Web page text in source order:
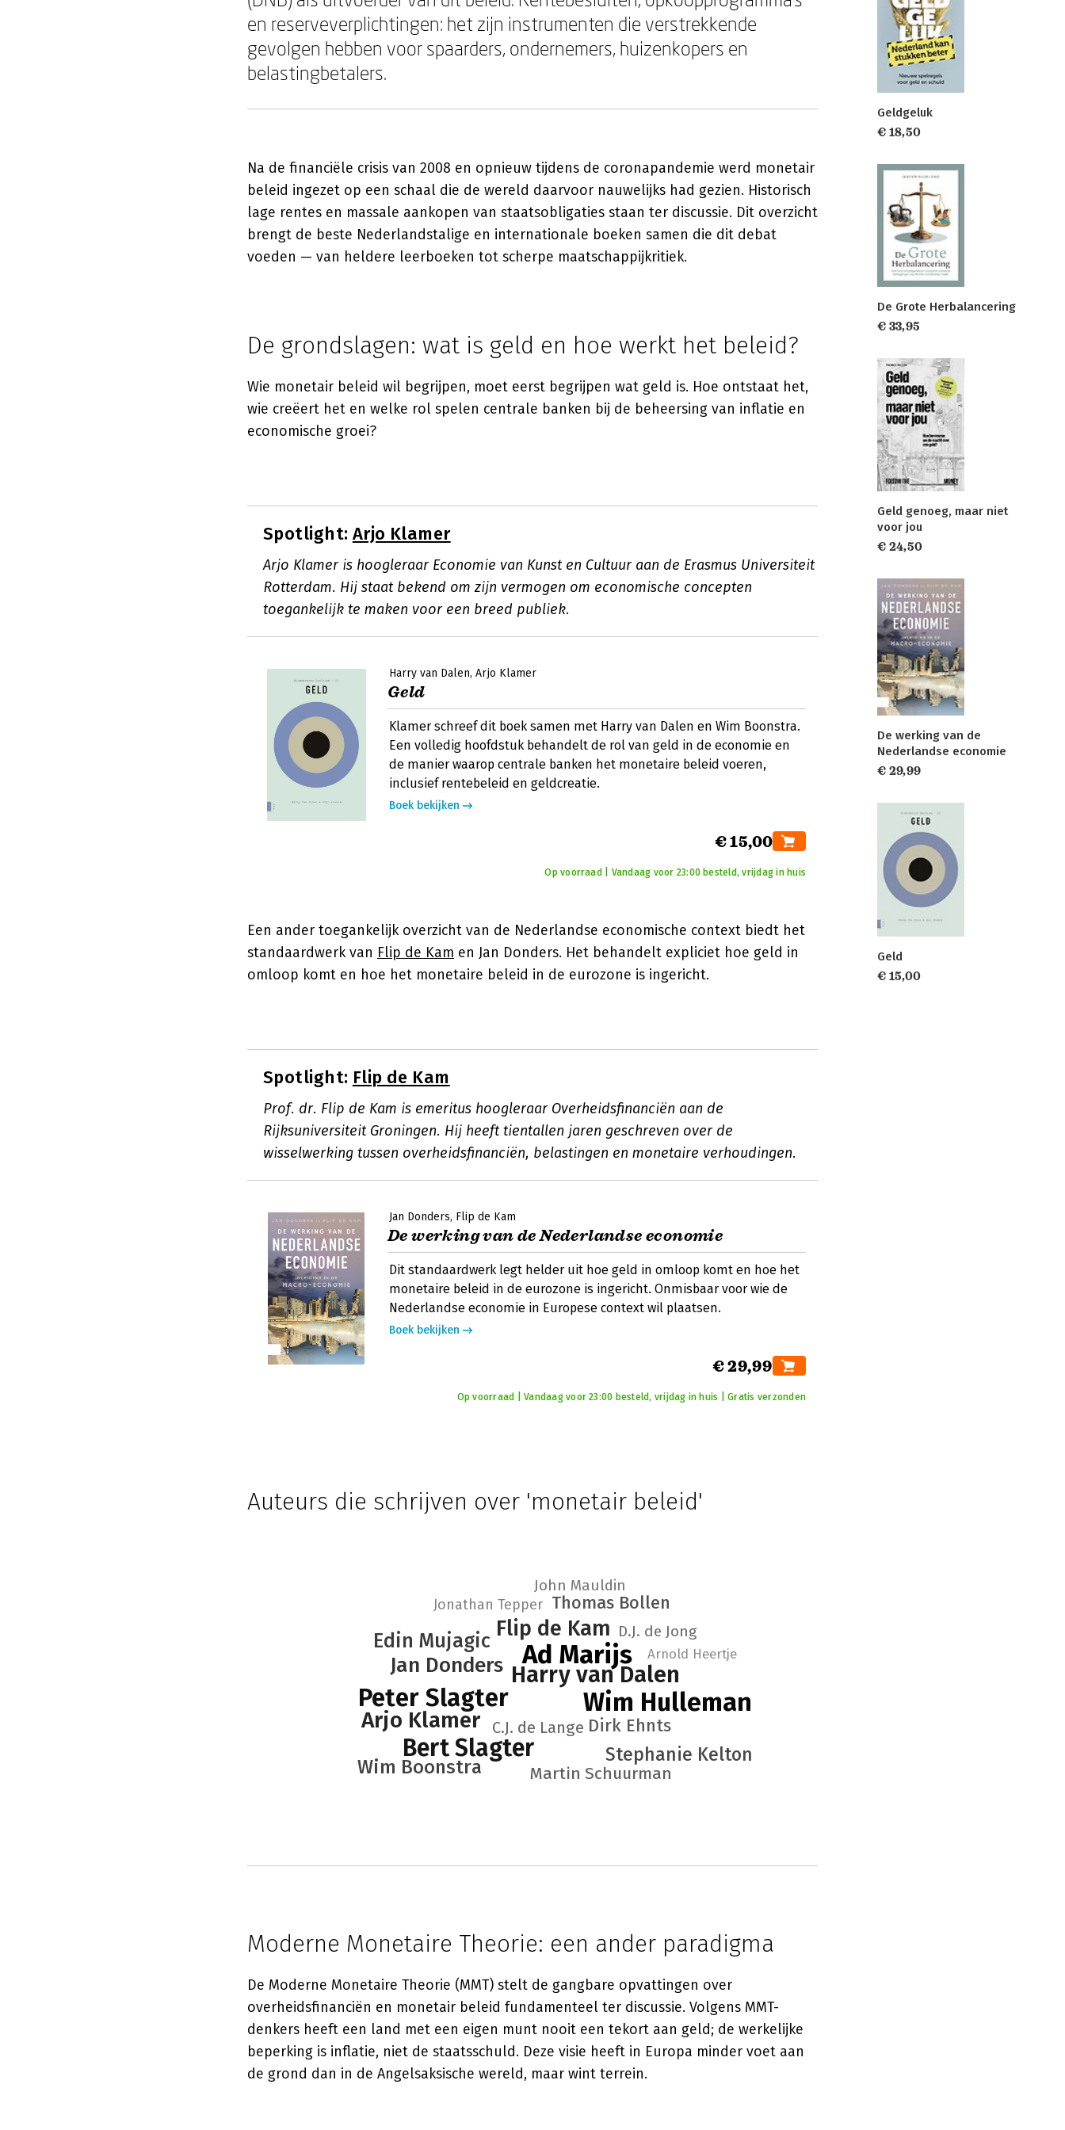
en reserveverplichtingen: het zijn instrumenten die verstrekkende
gevolgen hebben voor spaarders, ondernemers, huizenkopers en
belastingbetalers.
Na de financiële crisis van 2008 en opnieuw tijdens de coronapandemie werd monetair
beleid ingezet op een schaal die de wereld daarvoor nauwelijks had gezien. Historisch
lage rentes en massale aankopen van staatsobligaties staan ter discussie. Dit overzicht
brengt de beste Nederlandstalige en internationale boeken samen die dit debat
voeden — van heldere leerboeken tot scherpe maatschappijkritiek.
De grondslagen: wat is geld en hoe werkt het beleid?
Wie monetair beleid wil begrijpen, moet eerst begrijpen wat geld is. Hoe ontstaat het,
wie creëert het en welke rol spelen centrale banken bij de beheersing van inflatie en
economische groei?
Spotlight: Arjo Klamer
Arjo Klamer is hoogleraar Economie van Kunst en Cultuur aan de Erasmus Universiteit
Rotterdam. Hij staat bekend om zijn vermogen om economische concepten
toegankelijk te maken voor een breed publiek.
Harry van Dalen Arjo Klamer
Geld
Klamer schreef dit boek samen met Harry van Dalen en Wim Boonstra.
Een volledig hoofdstuk behandelt de rol van geld in de economie en
de manier waarop centrale banken het monetaire beleid voeren,
inclusief rentebeleid en geldcreatie.
Boek bekijken
€ 15,00
Op voorraad | Vandaag voor 23:00 besteld, vrijdag in huis
Een ander toegankelijk overzicht van de Nederlandse economische context biedt het
standaardwerk van Flip de Kam en Jan Donders. Het behandelt expliciet hoe geld in
omloop komt en hoe het monetaire beleid in de eurozone is ingericht.
Spotlight: Flip de Kam
Prof. dr. Flip de Kam is emeritus hoogleraar Overheidsfinanciën aan de
Rijksuniversiteit Groningen. Hij heeft tientallen jaren geschreven over de
wisselwerking tussen overheidsfinanciën, belastingen en monetaire verhoudingen.
Jan Donders Flip de Kam
De werking van de Nederlandse economie
Dit standaardwerk legt helder uit hoe geld in omloop komt en hoe het
monetaire beleid in de eurozone is ingericht. Onmisbaar voor wie de
Nederlandse economie in Europese context wil plaatsen.
Boek bekijken
€ 29,99
Op voorraad | Vandaag voor 23:00 besteld, vrijdag in huis | Gratis verzonden
Auteurs die schrijven over 'monetair beleid'
Ad Marijs
Wim Hulleman
Peter Slagter
Bert Slagter
Harry van Dalen
Arjo Klamer
Flip de Kam
Jan Donders
Edin Mujagic
Wim Boonstra
Stephanie Kelton
Thomas Bollen
Dirk Ehnts
Martin Schuurman
C.J. de Lange
D.J. de Jong
John Mauldin
Jonathan Tepper
Arnold Heertje
Moderne Monetaire Theorie: een ander paradigma
De Moderne Monetaire Theorie (MMT) stelt de gangbare opvattingen over
overheidsfinanciën en monetair beleid fundamenteel ter discussie. Volgens MMT-
denkers heeft een land met een eigen munt nooit een tekort aan geld; de werkelijke
beperking is inflatie, niet de staatsschuld. Deze visie heeft in Europa minder voet aan
de grond dan in de Angelsaksische wereld, maar wint terrein.
Geldgeluk
€ 18,50
De Grote Herbalancering
€ 33,95
Geld genoeg, maar niet
voor jou
€ 24,50
De werking van de
Nederlandse economie
€ 29,99
Geld
€ 15,00